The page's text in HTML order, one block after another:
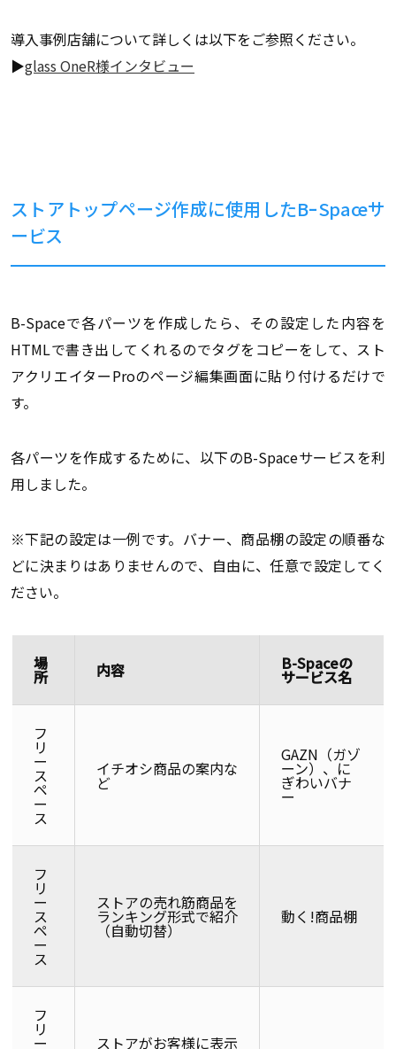
導入事例店舗について詳しくは以下をご参照ください。
▶glass OneR様インタビュー
ストアトップページ作成に使用したBｰSpaceサ
ービス
B-Spaceで各パーツを作成したら、その設定した内容を
HTMLで書き出してくれるのでタグをコピーをして、スト
アクリエイターProのページ編集画面に貼り付けるだけで
す。
各パーツを作成するために、以下のB-Spaceサービスを利
用しました。
※下記の設定は一例です。バナー、商品棚の設定の順番な
どに決まりはありませんので、自由に、任意で設定してく
ださい。
場
所 内容 B-Spaceの
サービス名
フ
リ
ー
ス
ペ
ー
ス
イチオシ商品の案内な
ど
GAZN（ガゾ
ーン）、に
ぎわいバナ
ー
フ
リ
ー
ス
ペ
ー
ス
ストアの売れ筋商品を
ランキング形式で紹介
（自動切替）
動く!商品棚
フ
リ
ー ストアがお客様に表示